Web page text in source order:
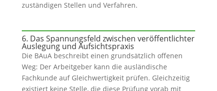
zuständigen Stellen und Verfahren.
6. Das Spannungsfeld zwischen veröffentlichter
Auslegung und Aufsichtspraxis
Die BAuA beschreibt einen grundsätzlich offenen
Weg: Der Arbeitgeber kann die ausländische
Fachkunde auf Gleichwertigkeit prüfen. Gleichzeitig
existiert keine Stelle, die diese Prüfung vorab mit